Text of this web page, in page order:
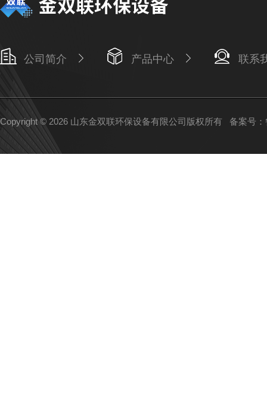
公司简介 产品中心 联系
Copyright © 2026 山东金双联环保设备有限公司版权所有 备案号